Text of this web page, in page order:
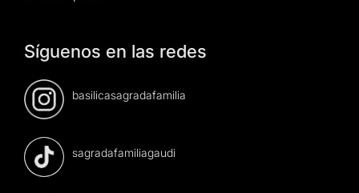
Síguenos en las redes
basilicasagradafamilia
sagradafamiliagaudi